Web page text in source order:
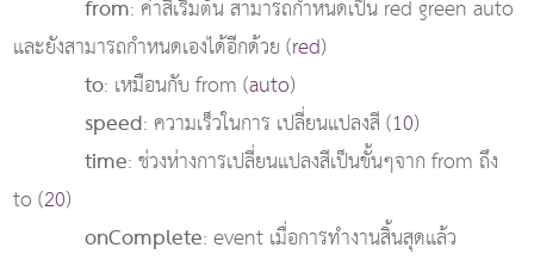
from: ค่าสีเริ่มต้น สามารถกำหนดเป็น red green auto
และยังสามารถกำหนดเองได้อีกด้วย (red)
to: เหมือนกับ from (auto)
speed: ความเร็วในการ เปลี่ยนแปลงสี (10)
time: ช่วงห่างการเปลี่ยนแปลงสีเป็นขั้นๆจาก from ถึง
to (20)
onComplete: event เมื่อการทำงานสิ้นสุดแล้ว